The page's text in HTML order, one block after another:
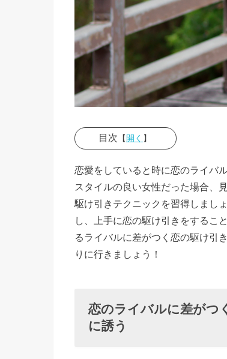
目次 【開く 】
イバルに
差がつく
①ライバ
に誘う
› 恋のラ
恋愛をしていると時に恋のライバ
スタイルの良い女性だった場合、
駆け引きテクニックを習得しまし
し、上手に恋の駆け引きをするこ
るライバルに差がつく恋の駆け引
りに行きましょう！
恋のライバルに差がつ
に誘う